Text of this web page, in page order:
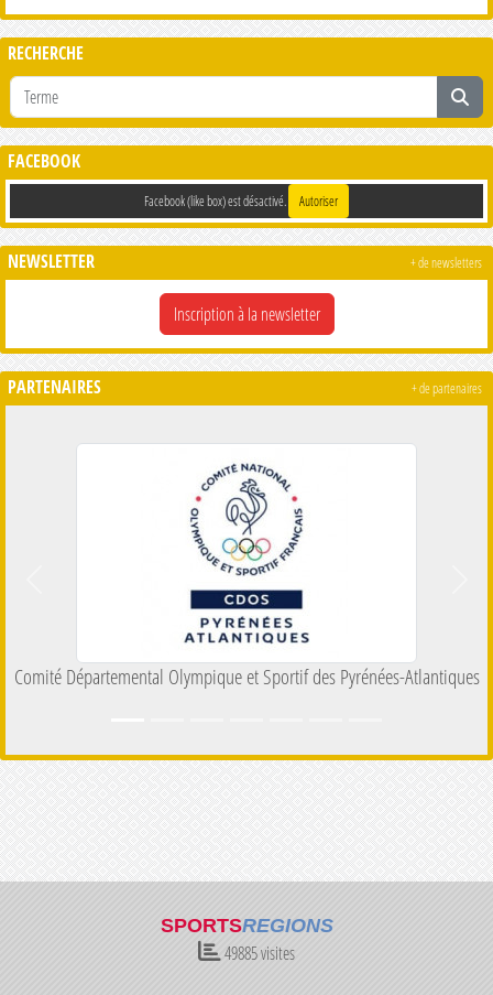
RECHERCHE
FACEBOOK
Facebook (like box) est désactivé. Autoriser
NEWSLETTER
Inscription à la newsletter
+ de newsletters
PARTENAIRES
Comité Départemental Olympique et Sportif des Pyrénées-Atlantiques
+ de partenaires
SPORTSREGIONS
49885visites